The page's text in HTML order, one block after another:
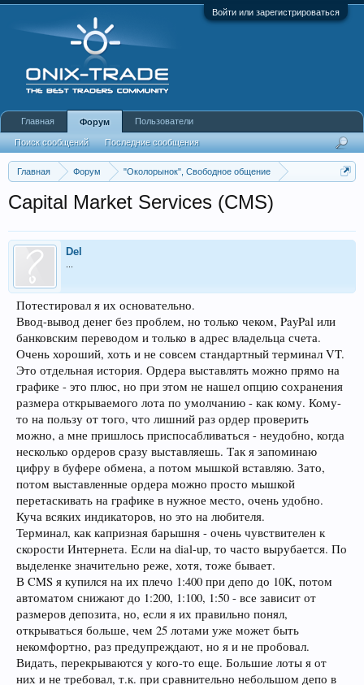
Войти или зарегистрироваться
Главная Форум
"Околорынок", Свободное общение
Capital Market Services (CMS)
Del
Потестировал я их основательно.
Ввод-вывод денег без проблем, но только чеком, PayPal или
банковским переводом и только в адрес владельца счета.
Очень хороший, хоть и не совсем стандартный терминал VT.
Это отдельная история. Ордера выставлять можно прямо на
графике - это плюс, но при этом не нашел опцию сохранения
размера открываемого лота по умолчанию - как кому. Кому-
то на пользу от того, что лишний раз ордер проверить
можно, а мне пришлось приспосабливаться - неудобно, когда
несколько ордеров сразу выставляешь. Так я запоминаю
цифру в буфере обмена, а потом мышкой вставляю. Зато,
потом выставленные ордера можно просто мышкой
перетаскивать на графике в нужное место, очень удобно.
Куча всяких индикаторов, но это на любителя.
Терминал, как капризная барышня - очень чувствителен к
скорости Интернета. Если на dial-up, то часто вырубается. По
выделенке значительно реже, хотя, тоже бывает.
В CMS я купился на их плечо 1:400 при депо до 10К, потом
автоматом снижают до 1:200, 1:100, 1:50 - все зависит от
размеров депозита, но, если я их правильно понял,
открываться больше, чем 25 лотами уже может быть
некомфортно, раз предупреждают, но я и не пробовал.
Видать, перекрываются у кого-то еще. Большие лоты я от
них и не требовал, т.к. при сравнительно небольшом депо в
Главная Форум
Поиск сообщений Последние сообщения
Пользователи